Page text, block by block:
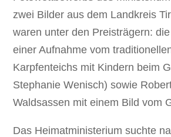
zwei Bilder aus dem Landkreis
waren unter den Preisträgern:
einer Aufnahme vom
Karpfenteichs mit Kindern beim
Stephanie Wenisch) sowie
Waldsassen mit einem Bild vom
Das Heimatministerium suchte